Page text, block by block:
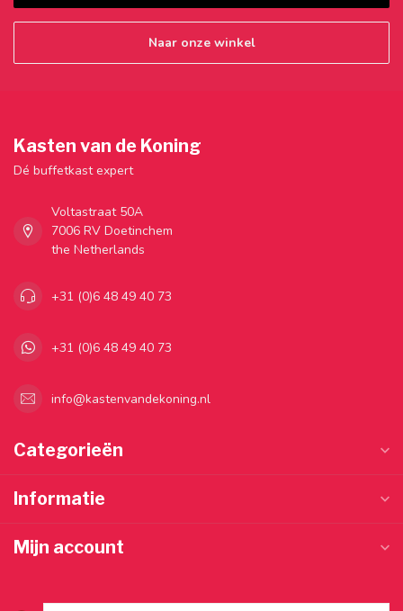
Naar onze winkel
Kasten van de Koning
Dé buffetkast expert
Voltastraat 50A
7006 RV Doetinchem
the Netherlands
+31 (0)6 48 49 40 73
+31 (0)6 48 49 40 73
info@kastenvandekoning.nl
Categorieën
Informatie
Mijn account